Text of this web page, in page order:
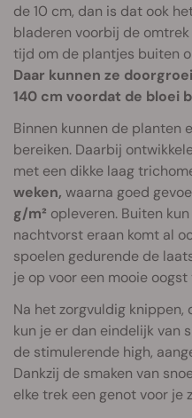
de 10 cm, dan is dat ook
bladeren voorbij de
tijd om de plantjes buiten
Daar kunnen ze
140 cm voordat de bloei
Binnen kunnen de planten
bereiken. Daarbij
met een dikke laag
weken, waarna goed
g/m² opleveren. Buiten
nachtvorst eraan komt al
spoelen gedurende de
je op voor een mooie oogst
Na het zorgvuldig knippen,
kun je er dan eindelijk van
de stimulerende high,
Dankzij de smaken van
elke trek een genot voor je